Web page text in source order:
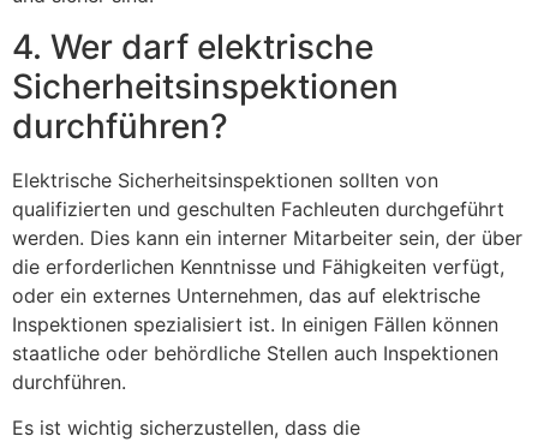
4. Wer darf elektrische
Sicherheitsinspektionen
durchführen?
Elektrische Sicherheitsinspektionen sollten von
qualifizierten und geschulten Fachleuten durchgeführt
werden. Dies kann ein interner Mitarbeiter sein, der über
die erforderlichen Kenntnisse und Fähigkeiten verfügt,
oder ein externes Unternehmen, das auf elektrische
Inspektionen spezialisiert ist. In einigen Fällen können
staatliche oder behördliche Stellen auch Inspektionen
durchführen.
Es ist wichtig sicherzustellen, dass die